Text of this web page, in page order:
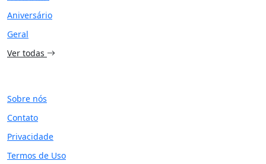
Aniversário
Geral
Ver todas
Sobre nós
Contato
Privacidade
Termos de Uso